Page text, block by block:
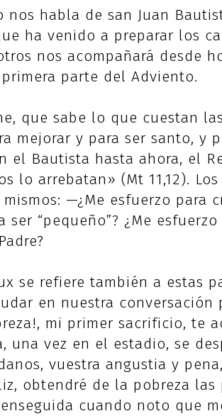
nos habla de san Juan
ha venido a preparar los
nos acompañará desde
parte del Adviento.
que sabe lo que cuestan
mejorar y para ser santo, y
el Bautista hasta ahora, el
lo arrebatan» (Mt 11,12).
—¿Me esfuerzo para
ser “pequeño”? ¿Me
se refiere también a estas
en nuestra conversación
mi primer sacrificio, te
una vez en el estadio, se
vuestra angustia y
obtendré de la pobreza
cuando noto que